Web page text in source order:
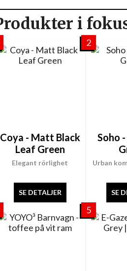
i
Elegant rörlighet
Coya - Matt Black
Leaf Green
SE DETALJER
2
Urban
Soho
SE
5